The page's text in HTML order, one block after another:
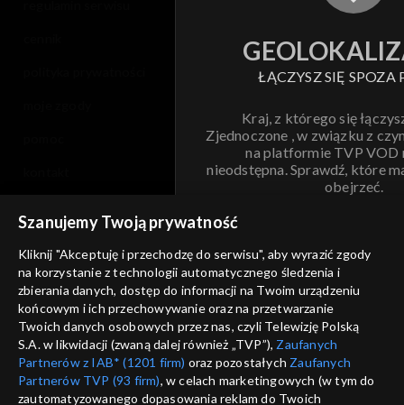
ŁĄCZYSZ SIĘ SPOZA
Kraj, z którego się
Zjednoczone , w związku z
na platformie TVP VOD
nieodstępna. Sprawdź, które
obejrzeć.
ANULUJ
informacje o dostawcy usług
Szanujemy Twoją prywatność
Kliknij "Akceptuję i przechodzę do serwisu", aby wyrazić zgody
na korzystanie z technologii automatycznego śledzenia i
zbierania danych, dostęp do informacji na Twoim urządzeniu
końcowym i ich przechowywanie oraz na przetwarzanie
Twoich danych osobowych przez nas, czyli Telewizję Polską
S.A. w likwidacji (zwaną dalej również „TVP”), Zaufanych
Partnerów z IAB* (1201 firm) oraz pozostałych Zaufanych
Partnerów TVP (93 firm), w celach marketingowych (w tym do
zautomatyzowanego dopasowania reklam do Twoich